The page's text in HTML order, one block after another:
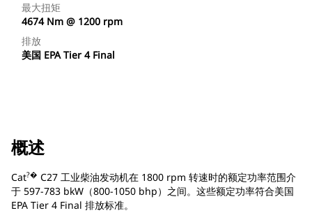
最大扭矩
4674 Nm @ 1200 rpm
排放
美国 EPA Tier 4 Final
概述
Cat?� C27 工业柴油发动机在 1800 rpm 转速时的额定功率范围介
于 597-783 bkW（800-1050 bhp）之间。这些额定功率符合美国
EPA Tier 4 Final 排放标准。